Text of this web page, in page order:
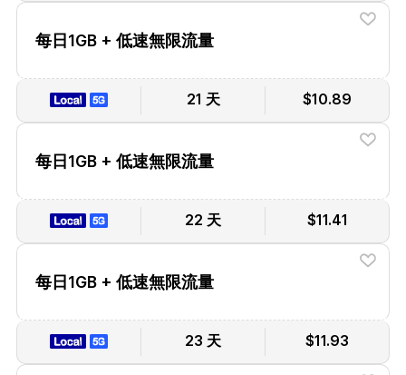
每日1GB + 低速無限流量
21 天 $10.89
每日1GB + 低速無限流量
22 天 $11.41
每日1GB + 低速無限流量
23 天 $11.93